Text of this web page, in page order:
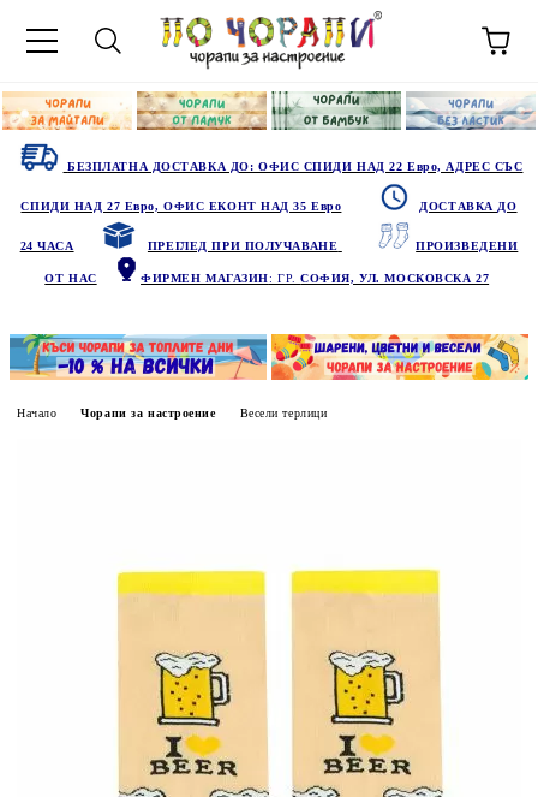
БЕЗПЛАТНА ДОСТАВКА ДО: ОФИС СПИДИ НАД 22 Евро, АДРЕС СЪС
СПИДИ НАД 27 Евро, ОФИС ЕКОНТ НАД 35 Евро ДОСТАВКА ДО
24 ЧАСА ПРЕГЛЕД ПРИ ПОЛУЧАВАНЕ ПРОИЗВЕДЕНИ
ОТ НАС ФИРМЕН МАГАЗИН: ГР.СОФИЯ, УЛ. МОСКОВСКА 27
Начало Чорапи за настроение Весели терлици